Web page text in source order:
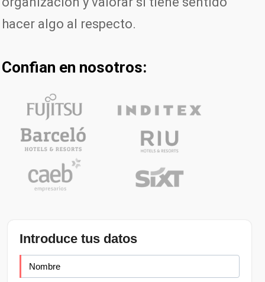
hacer algo al respecto.
Confian en nosotros:
Introduce tus datos